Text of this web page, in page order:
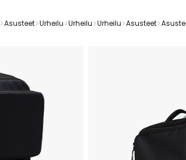
Asusteet Urheilu Urheilu Urheilu Asusteet